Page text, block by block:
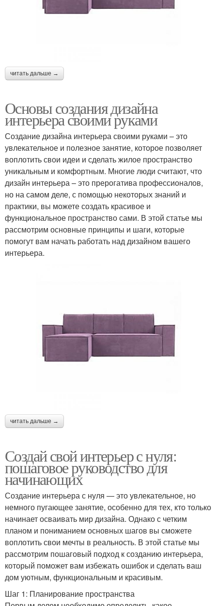
читать дальше →
Основы создания дизайна
интерьера своими руками
Создание дизайна интерьера своими руками – это
увлекательное и полезное занятие, которое позволяет
воплотить свои идеи и сделать жилое пространство
уникальным и комфортным. Многие люди считают, что
дизайн интерьера – это прерогатива профессионалов,
но на самом деле, с помощью некоторых знаний и
практики, вы можете создать красивое и
функциональное пространство сами. В этой статье мы
рассмотрим основные принципы и шаги, которые
помогут вам начать работать над дизайном вашего
интерьера.
читать дальше →
Создай свой интерьер с нуля:
пошаговое руководство для
начинающих
Создание интерьера с нуля — это увлекательное, но
немного пугающее занятие, особенно для тех, кто только
начинает осваивать мир дизайна. Однако с четким
планом и пониманием основных шагов вы сможете
воплотить свои мечты в реальность. В этой статье мы
рассмотрим пошаговый подход к созданию интерьера,
который поможет вам избежать ошибок и сделать ваш
дом уютным, функциональным и красивым.
Шаг 1: Планирование пространства